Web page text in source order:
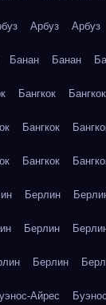
Арбуз Арбуз
Банан Банан
Бангкок Бангкок
Бангкок
Бангкок
Берлин
Берлин
Берлин
Айрес